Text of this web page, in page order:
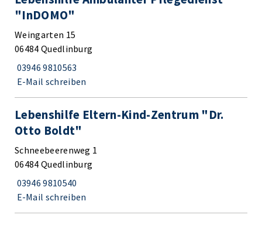
"InDOMO"
Weingarten 15
06484 Quedlinburg
03946 9810563
E-Mail schreiben
Lebenshilfe Eltern-Kind-Zentrum "Dr.
Otto Boldt"
Schneebeerenweg 1
06484 Quedlinburg
03946 9810540
E-Mail schreiben